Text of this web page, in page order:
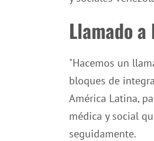
Llamado
"Hacemos un
bloques de
América Latina,
médica y social
seguidamente.